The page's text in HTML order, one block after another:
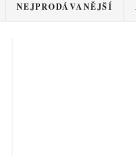
NEJPRODÁVANĚJŠÍ